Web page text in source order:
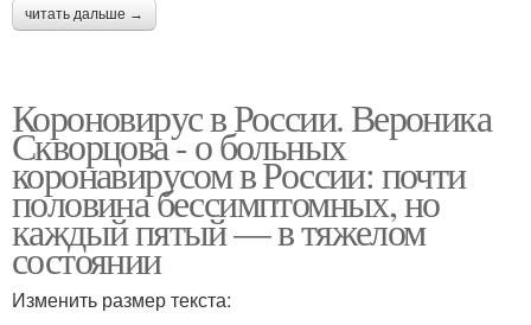
читать дальше →
Короновирус в России. Вероника
Скворцова - о больных
коронавирусом в России: почти
половина бессимптомных, но
каждый пятый — в тяжелом
состоянии
Изменить размер текста: